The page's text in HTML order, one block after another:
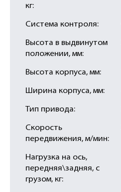
кг:
Система контроля:
Высота в выдвинутом
положении, мм:
Высота корпуса, мм:
Ширина корпуса, мм:
Тип привода:
Скорость
передвижения, м/мин:
Нагрузка на ось,
передняя\задняя, с
грузом, кг: